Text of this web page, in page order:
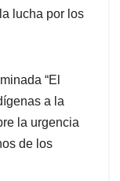
lucha por los
“El
a la
la urgencia
de los